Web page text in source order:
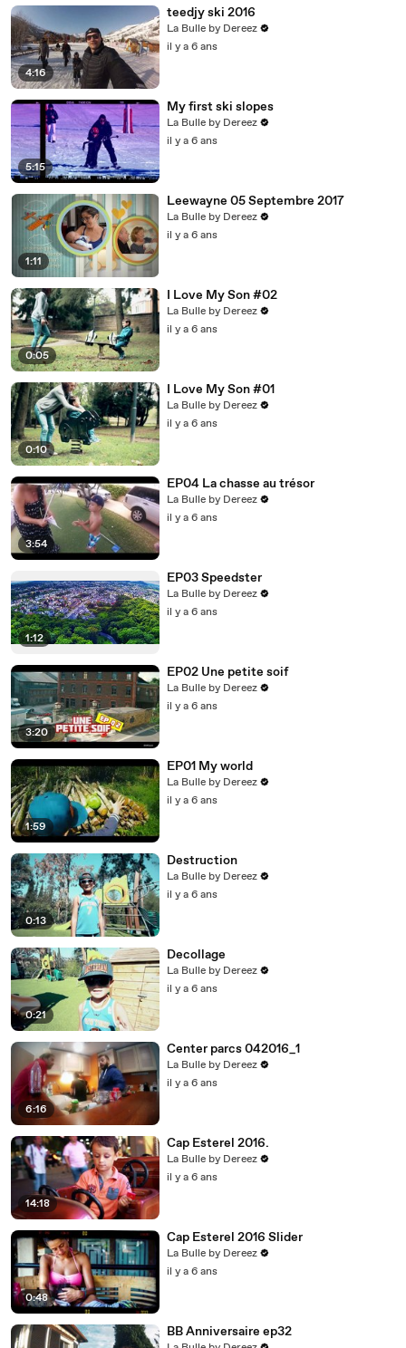
4:16
teedjy ski 2016
La Bulle by Dereez
il y a 6 ans
5:15
My first ski slopes
La Bulle by Dereez
il y a 6 ans
1:11
Leewayne 05 Septembre 2017
La Bulle by Dereez
il y a 6 ans
0:05
I Love My Son #02
La Bulle by Dereez
il y a 6 ans
0:10
I Love My Son #01
La Bulle by Dereez
il y a 6 ans
3:54
EP04 La chasse au trésor
La Bulle by Dereez
il y a 6 ans
1:12
EP03 Speedster
La Bulle by Dereez
il y a 6 ans
3:20
EP02 Une petite soif
La Bulle by Dereez
il y a 6 ans
1:59
EP01 My world
La Bulle by Dereez
il y a 6 ans
0:13
Destruction
La Bulle by Dereez
il y a 6 ans
0:21
Decollage
La Bulle by Dereez
il y a 6 ans
6:16
Center parcs 042016_1
La Bulle by Dereez
il y a 6 ans
14:18
Cap Esterel 2016.
La Bulle by Dereez
il y a 6 ans
0:48
Cap Esterel 2016 Slider
La Bulle by Dereez
il y a 6 ans
BB Anniversaire ep32